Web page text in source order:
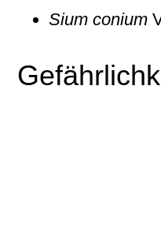
Sium conium